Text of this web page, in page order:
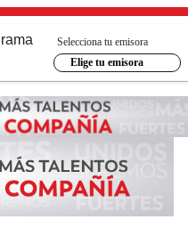
Selecciona tu emisora
Elige tu emisora